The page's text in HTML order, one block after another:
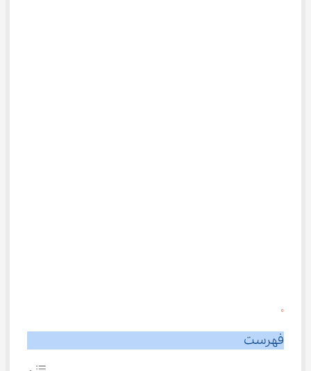
0
فهرست